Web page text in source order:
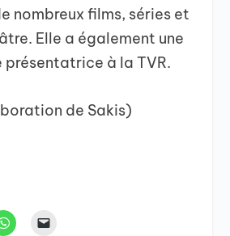
nombreux films, séries et
Elle a également une
présentatrice à la TVR.
de Sakis)